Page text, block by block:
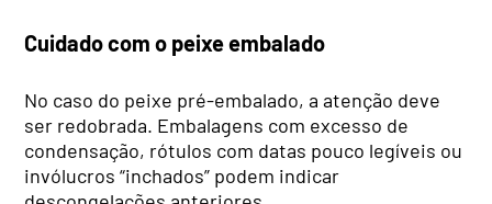
Cuidado com o peixe embalado
No caso do peixe pré-embalado, a atenção deve
ser redobrada. Embalagens com excesso de
condensação, rótulos com datas pouco legíveis ou
invólucros “inchados” podem indicar